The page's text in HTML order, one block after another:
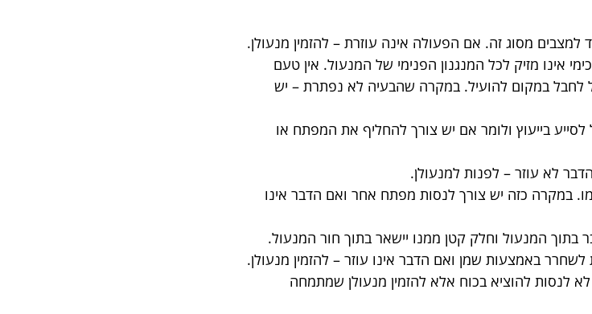
מסוג זה. אם הפעולה אינה עוזרת – להזמין מנעולן.
אינו מזיק לכל המנגנון הפנימי של המנעול. אין טעם
לחבל במקום להועיל. במקרה שהבעיה לא נפתרת – יש
בייעוץ ולומר אם יש צורך להחליף את המפתח או
לא עוזר – לפנות למנעולן.
במקרה כזה יש צורך לנסות מפתח אחר ואם הדבר אינו
בתוך המנעול וחלק קטן ממנו יישאר בתוך חור המנעול.
באמצעות שמן ואם הדבר אינו עוזר – להזמין מנעולן.
לנסות להוציא בכוח אלא להזמין מנעולן שמתמחה